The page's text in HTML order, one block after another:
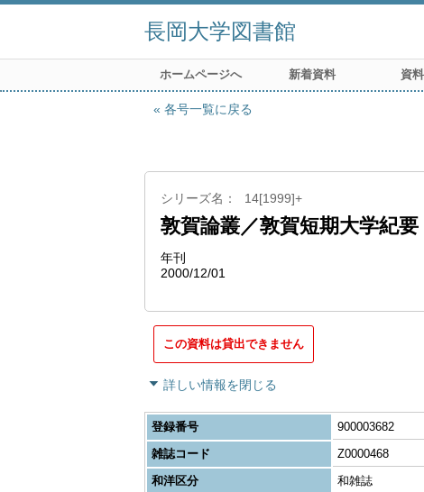
長岡大学図書館
ホームページへ 新着資料 資
各号一覧に戻る
シリーズ名 14[1999]+
敦賀論叢／敦賀短期大学紀要
年刊
2000/12/01
この資料は貸出できません
詳しい情報を閉じる
登録番号
900003682
雑誌コード
Z0000468
和洋区分
和雑誌